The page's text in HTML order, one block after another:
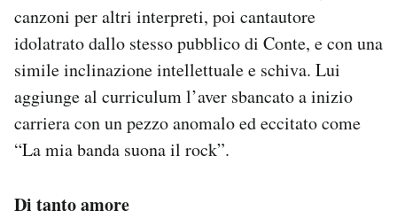
canzoni per altri interpreti, poi cantautore
idolatrato dallo stesso pubblico di Conte, e con una
simile inclinazione intellettuale e schiva. Lui
aggiunge al curriculum l’aver sbancato a inizio
carriera con un pezzo anomalo ed eccitato come
“La mia banda suona il rock”.
Di tanto amore